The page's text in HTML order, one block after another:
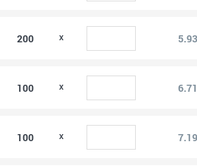
200 5.93
100 6.71
100 7.19